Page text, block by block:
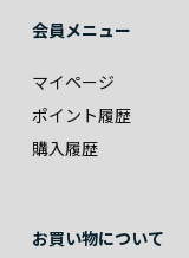
会員メニュー
マイページ
ポイント履歴
購入履歴
お買い物について